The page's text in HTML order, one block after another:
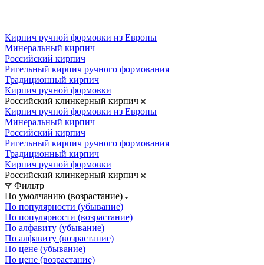
Кирпич ручной формовки из Европы
Минеральный кирпич
Российский кирпич
Ригельный кирпич ручного формования
Традиционный кирпич
Кирпич ручной формовки
Российский клинкерный кирпич
Кирпич ручной формовки из Европы
Минеральный кирпич
Российский кирпич
Ригельный кирпич ручного формования
Традиционный кирпич
Кирпич ручной формовки
Российский клинкерный кирпич
Фильтр
По умолчанию (возрастание)
По популярности (убывание)
По популярности (возрастание)
По алфавиту (убывание)
По алфавиту (возрастание)
По цене (убывание)
По цене (возрастание)